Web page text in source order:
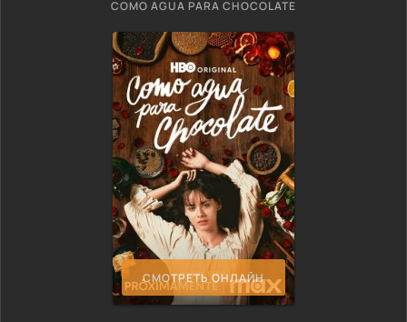
COMO AGUA PARA CHOCOLATE
СМОТРЕТЬ ОНЛАЙН